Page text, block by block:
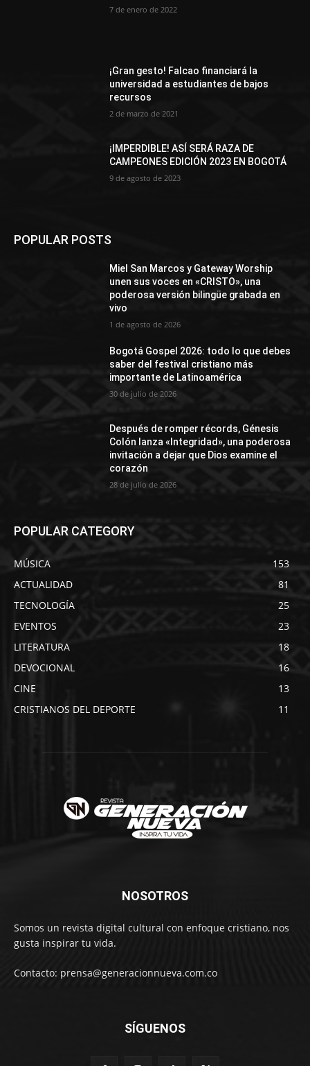
7 de enero de 2022
¡Gran gesto! Falcao financiará la
universidad a estudiantes de bajos
recursos
2 de marzo de 2021
¡IMPERDIBLE! ASÍ SERÁ RAZA DE
CAMPEONES EDICIÓN 2023 EN BOGOTÁ
9 de agosto de 2023
POPULAR POSTS
Miel San Marcos y Gateway Worship
unen sus voces en «CRISTO», una
poderosa versión bilingüe grabada en
vivo
1 de agosto de 2026
Bogotá Gospel 2026: todo lo que debes
saber del festival cristiano más
importante de Latinoamérica
30 de julio de 2026
Después de romper récords, Génesis
Colón lanza «Integridad», una poderosa
invitación a dejar que Dios examine el
corazón
28 de julio de 2026
POPULAR CATEGORY
MÚSICA
153
ACTUALIDAD
81
TECNOLOGÍA
25
EVENTOS
23
LITERATURA
18
DEVOCIONAL
16
CINE
13
CRISTIANOS DEL DEPORTE
11
NOSOTROS
Somos un revista digital cultural con enfoque cristiano, nos
gusta inspirar tu vida.
Contacto: prensa@generacionnueva.com.co
SÍGUENOS